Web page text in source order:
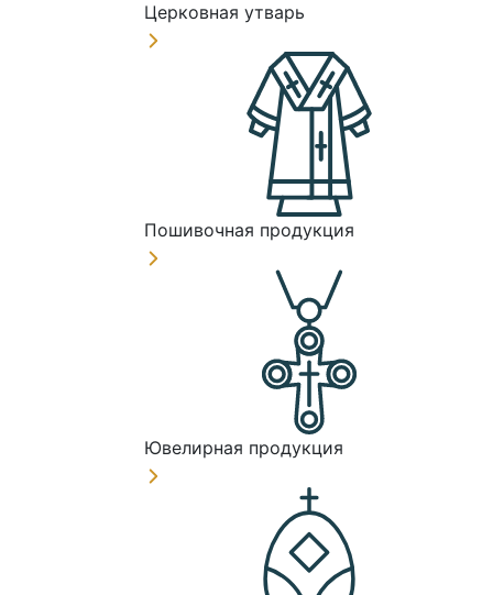
Церковная утварь
Пошивочная продукция
Ювелирная продукция